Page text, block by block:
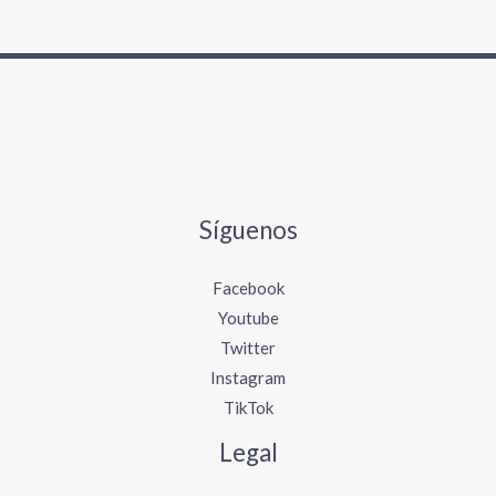
Síguenos
Facebook
Youtube
Twitter
Instagram
TikTok
Legal